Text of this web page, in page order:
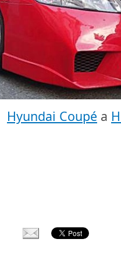
Hyundai Coupé a